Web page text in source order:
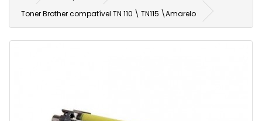
Toner Brother compatível TN 110 \ TN115 \Amarelo